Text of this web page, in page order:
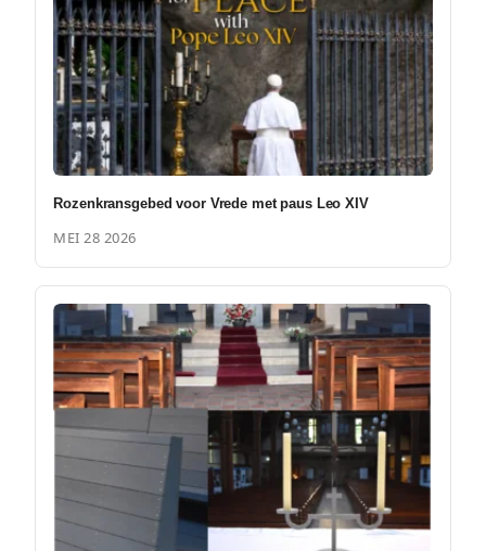
Rozenkransgebed voor Vrede met paus Leo XIV
MEI 28 2026